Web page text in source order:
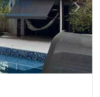
arrow_forward_iosNext